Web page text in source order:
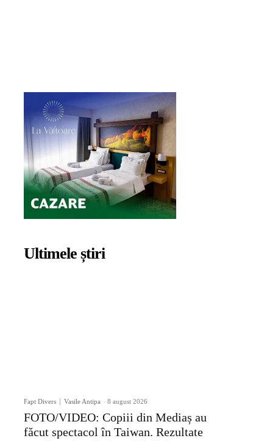
Ultimele știri
Fapt Divers Vasile Antipa - 8 august 2026
FOTO/VIDEO: Copiii din Mediaș au
făcut spectacol în Taiwan. Rezultate